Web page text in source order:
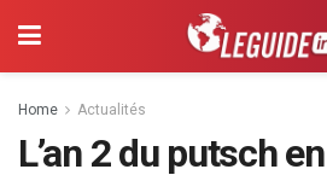
Home Actualités
L’an 2 du putsch